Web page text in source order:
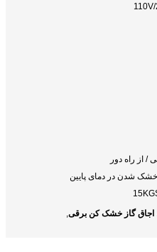
از راه دور
خشک شدن در دمای پایین
گاز خشک کن برقی,